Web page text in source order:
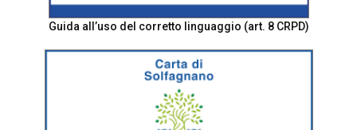
Guida all’uso del corretto linguaggio (art. 8 CRPD)